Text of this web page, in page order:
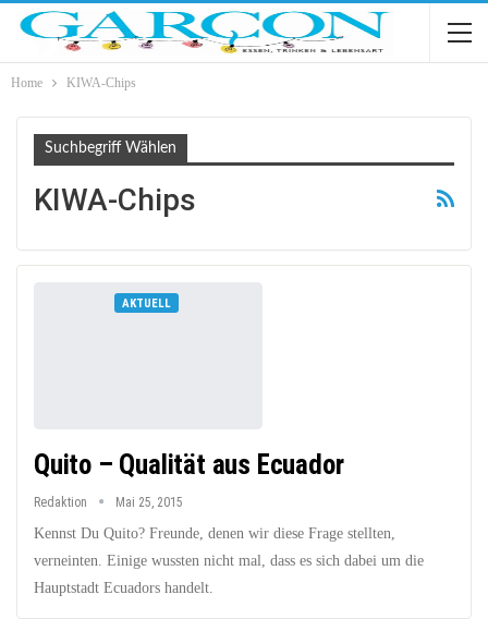
Home KIWA-Chips
Suchbegriff Wählen
KIWA-Chips
AKTUELL
Quito – Qualität aus Ecuador
Redaktion Mai 25, 2015
Kennst Du Quito? Freunde, denen wir diese Frage stellten,
verneinten. Einige wussten nicht mal, dass es sich dabei um die
Hauptstadt Ecuadors handelt.